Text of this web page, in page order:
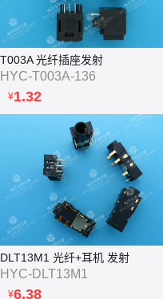
T003A 光纤插座发射
HYC-T003A-136
¥1.32
DLT13M1 光纤+耳机 发射
HYC-DLT13M1
¥6.38